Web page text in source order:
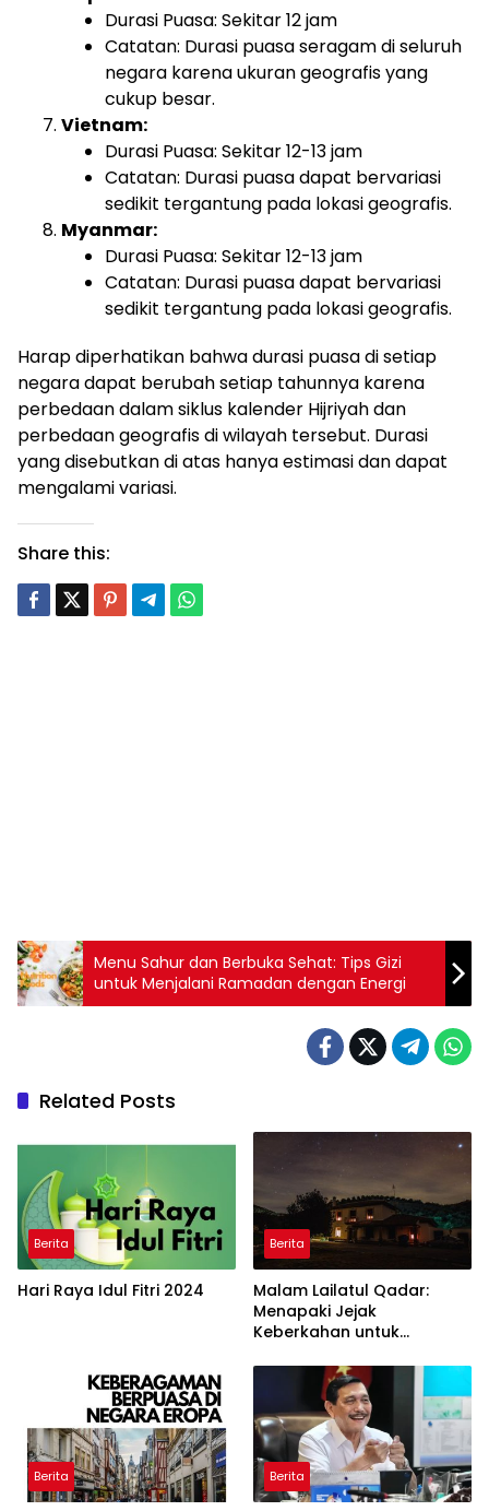
Durasi Puasa: Sekitar 12 jam
Catatan: Durasi puasa seragam di seluruh
negara karena ukuran geografis yang
cukup besar.
Vietnam:
Durasi Puasa: Sekitar 12-13 jam
Catatan: Durasi puasa dapat bervariasi
sedikit tergantung pada lokasi geografis.
Myanmar:
Durasi Puasa: Sekitar 12-13 jam
Catatan: Durasi puasa dapat bervariasi
sedikit tergantung pada lokasi geografis.
Harap diperhatikan bahwa durasi puasa di setiap
negara dapat berubah setiap tahunnya karena
perbedaan dalam siklus kalender Hijriyah dan
perbedaan geografis di wilayah tersebut. Durasi
yang disebutkan di atas hanya estimasi dan dapat
mengalami variasi.
Share this:
Menu Sahur dan Berbuka Sehat: Tips Gizi
untuk Menjalani Ramadan dengan Energi
Related Posts
Berita
Hari Raya Idul Fitri 2024
Berita
Malam Lailatul Qadar:
Menapaki Jejak
Keberkahan untuk
Berita Berita